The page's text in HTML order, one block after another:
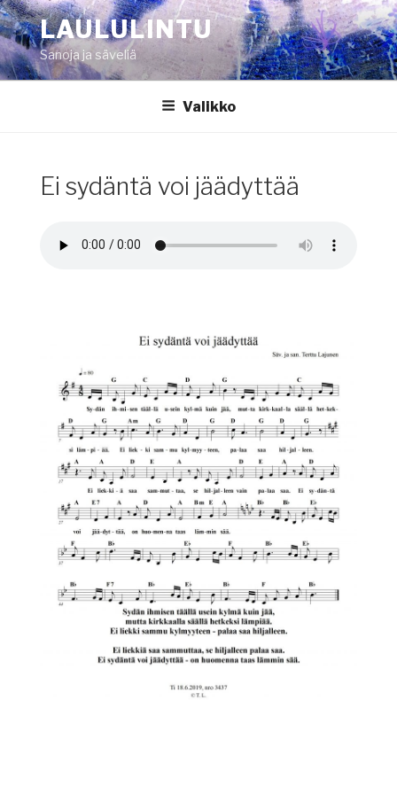
Siirry
sisältöönLAULULINTU
Sanoja ja säveliä
Valikko
Ei sydäntä voi jäädyttää